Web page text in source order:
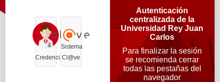
Credenciales
Sistema
Cl@ve
Autenticación
centralizada de la
Universidad Rey Juan
Carlos
Para finalizar la sesión
se recomienda cerrar
todas las pestañas del
navegador